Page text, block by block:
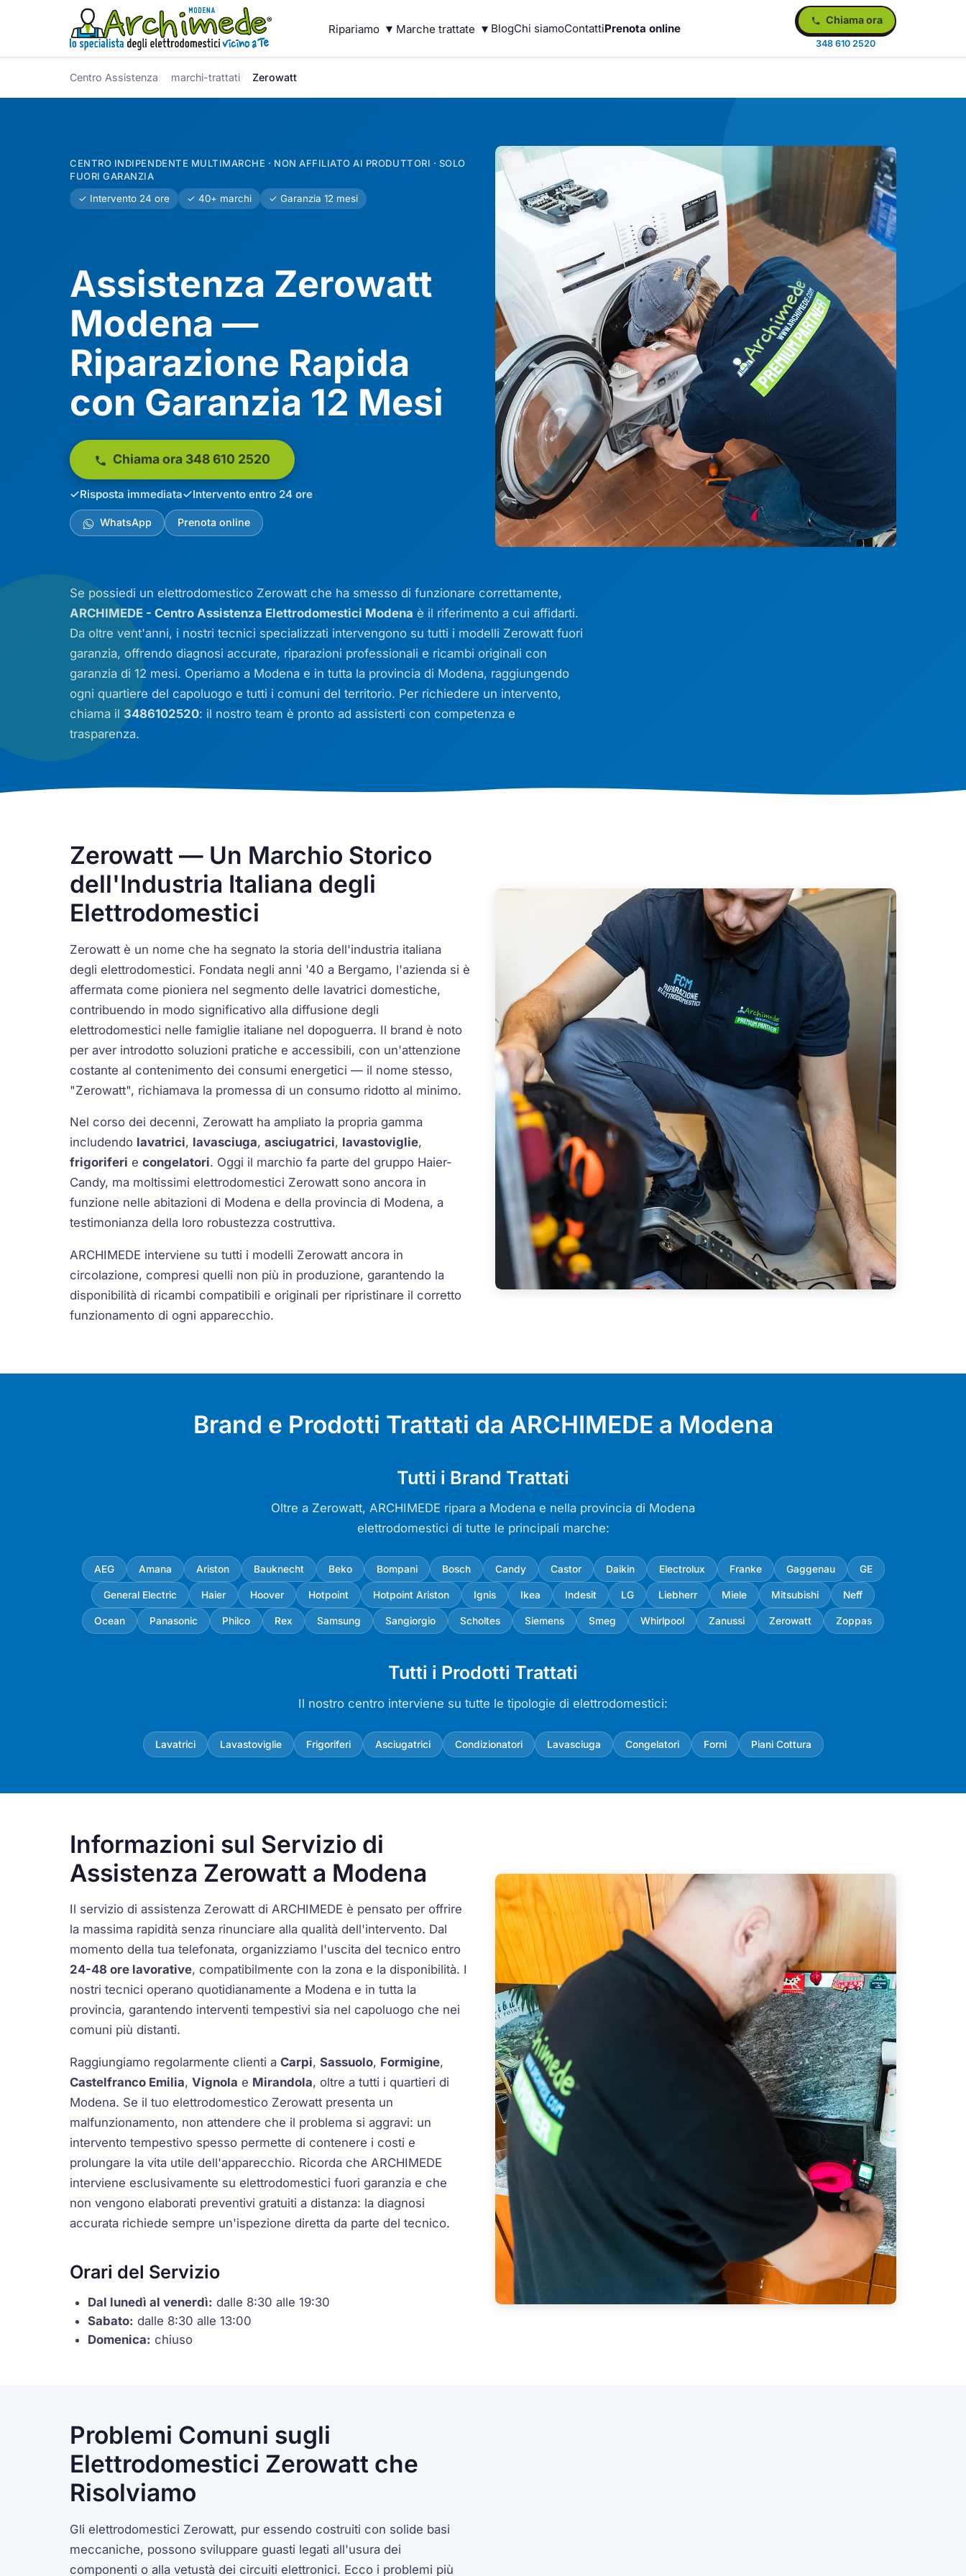
Ripariamo ▾ Marche trattate ▾ BlogChi siamoContattiPrenota online
Chiama ora
348 610 2520
Centro Assistenza marchi-trattati Zerowatt
CENTRO INDIPENDENTE MULTIMARCHE · NON AFFILIATO AI PRODUTTORI · SOLO
FUORI GARANZIA
✓ Intervento 24 ore
✓ 40+ marchi ✓ Garanzia 12 mesi
Assistenza Zerowatt
Modena —
Riparazione Rapida
con Garanzia 12 Mesi
Chiama ora 348 610 2520
Risposta immediata Intervento entro 24 ore
WhatsApp Prenota online
Se possiedi un elettrodomestico Zerowatt che ha smesso di funzionare correttamente,
ARCHIMEDE - Centro Assistenza Elettrodomestici Modena è il riferimento a cui affidarti.
Da oltre vent'anni, i nostri tecnici specializzati intervengono su tutti i modelli Zerowatt fuori
garanzia, offrendo diagnosi accurate, riparazioni professionali e ricambi originali con
garanzia di 12 mesi. Operiamo a Modena e in tutta la provincia di Modena, raggiungendo
ogni quartiere del capoluogo e tutti i comuni del territorio. Per richiedere un intervento,
chiama il 3486102520: il nostro team è pronto ad assisterti con competenza e
trasparenza.
Zerowatt — Un Marchio Storico
dell'Industria Italiana degli
Elettrodomestici
Zerowatt è un nome che ha segnato la storia dell'industria italiana
degli elettrodomestici. Fondata negli anni '40 a Bergamo, l'azienda si è
affermata come pioniera nel segmento delle lavatrici domestiche,
contribuendo in modo significativo alla diffusione degli
elettrodomestici nelle famiglie italiane nel dopoguerra. Il brand è noto
per aver introdotto soluzioni pratiche e accessibili, con un'attenzione
costante al contenimento dei consumi energetici — il nome stesso,
"Zerowatt", richiamava la promessa di un consumo ridotto al minimo.
Nel corso dei decenni, Zerowatt ha ampliato la propria gamma
includendo lavatrici, lavasciuga,asciugatrici, lavastoviglie,
frigoriferi econgelatori. Oggi il marchio fa parte del gruppo Haier-
Candy, ma moltissimi elettrodomestici Zerowatt sono ancora in
funzione nelle abitazioni di Modena e della provincia di Modena, a
testimonianza della loro robustezza costruttiva.
ARCHIMEDE interviene su tutti i modelli Zerowatt ancora in
circolazione, compresi quelli non più in produzione, garantendo la
disponibilità di ricambi compatibili e originali per ripristinare il corretto
funzionamento di ogni apparecchio.
Brand e Prodotti Trattati da ARCHIMEDE a Modena
Tutti i Brand Trattati
Oltre a Zerowatt, ARCHIMEDE ripara a Modena e nella provincia di Modena
elettrodomestici di tutte le principali marche:
AEG Amana Ariston Bauknecht Beko Bompani Bosch Candy Castor Daikin Electrolux Franke Gaggenau GE
General Electric Haier Hoover Hotpoint Hotpoint Ariston Ignis Ikea Indesit LG Liebherr Miele Mitsubishi Neff
Ocean Panasonic Philco Rex Samsung Sangiorgio Scholtes Siemens Smeg Whirlpool Zanussi Zerowatt Zoppas
Tutti i Prodotti Trattati
Il nostro centro interviene su tutte le tipologie di elettrodomestici:
Lavatrici Lavastoviglie Frigoriferi Asciugatrici Condizionatori Lavasciuga Congelatori Forni Piani Cottura
Informazioni sul Servizio di
Assistenza Zerowatt a Modena
Il servizio di assistenza Zerowatt di ARCHIMEDE è pensato per offrire
la massima rapidità senza rinunciare alla qualità dell'intervento. Dal
momento della tua telefonata, organizziamo l'uscita del tecnico entro
24-48 ore lavorative, compatibilmente con la zona e la disponibilità. I
nostri tecnici operano quotidianamente a Modena e in tutta la
provincia, garantendo interventi tempestivi sia nel capoluogo che nei
comuni più distanti.
Raggiungiamo regolarmente clienti aCarpi,Sassuolo, Formigine,
Castelfranco Emilia,Vignola e Mirandola, oltre a tutti i quartieri di
Modena. Se il tuo elettrodomestico Zerowatt presenta un
malfunzionamento, non attendere che il problema si aggravi: un
intervento tempestivo spesso permette di contenere i costi e
prolungare la vita utile dell'apparecchio. Ricorda che ARCHIMEDE
interviene esclusivamente su elettrodomestici fuori garanzia e che
non vengono elaborati preventivi gratuiti a distanza: la diagnosi
accurata richiede sempre un'ispezione diretta da parte del tecnico.
Orari del Servizio
Dal lunedì al venerdì: dalle 8:30 alle 19:30
Sabato: dalle 8:30 alle 13:00
Domenica: chiuso
Problemi Comuni sugli
Elettrodomestici Zerowatt che
Risolviamo
Gli elettrodomestici Zerowatt, pur essendo costruiti con solide basi
meccaniche, possono sviluppare guasti legati all'usura dei
componenti o alla vetustà dei circuiti elettronici. Ecco i problemi più